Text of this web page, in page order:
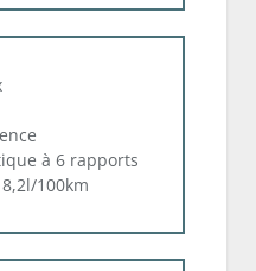
à 6 rapports
8,2l/100km